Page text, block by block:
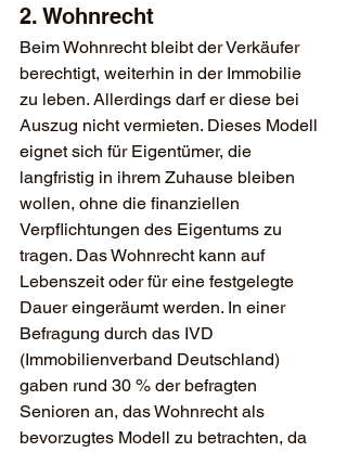
2. Wohnrecht
Beim Wohnrecht bleibt der Verkäufer
berechtigt, weiterhin in der Immobilie
zu leben. Allerdings darf er diese bei
Auszug nicht vermieten. Dieses Modell
eignet sich für Eigentümer, die
langfristig in ihrem Zuhause bleiben
wollen, ohne die finanziellen
Verpflichtungen des Eigentums zu
tragen. Das Wohnrecht kann auf
Lebenszeit oder für eine festgelegte
Dauer eingeräumt werden. In einer
Befragung durch das IVD
(Immobilienverband Deutschland)
gaben rund 30 % der befragten
Senioren an, das Wohnrecht als
bevorzugtes Modell zu betrachten, da